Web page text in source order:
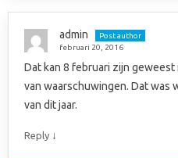
admin
Post author
februari 20, 2016
Dat kan 8 februari zijn
van waarschuwingen. Dat was
van dit jaar.
Reply ↓